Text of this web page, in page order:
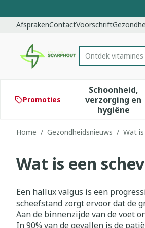
AfsprakenContactVoorschrift
Product, merk,
Ontdek vitamines
Promoties
Schoonheid,
verzorging en
hygiëne
Toon
Home / Gezondheidsnieuws / Wat
Wat is een
Een hallux valgus is een
scheefstand zorgt ervoor dat de
Aan de binnenzijde van de voet
In 90% van de gevallen is de